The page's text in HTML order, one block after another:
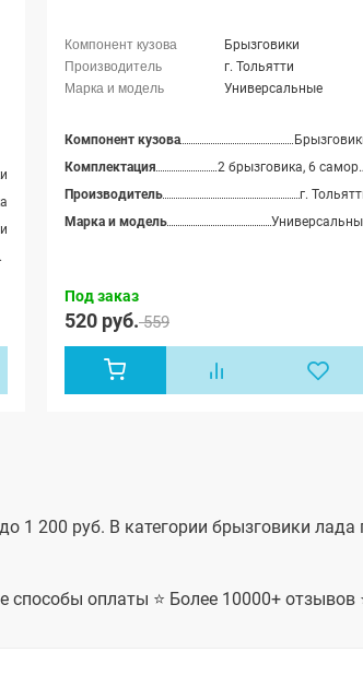
2 хэтчбек (ВАЗ 21724)
Брызговики
г. Тольятти
Универсальные
Компонент кузова
Комплектация
2
Производитель
г.
Марка и модель
Под заказ
520 руб.559
1 200 руб. В категории брызговики
оплаты ⭐ Более 10000+ отзывов